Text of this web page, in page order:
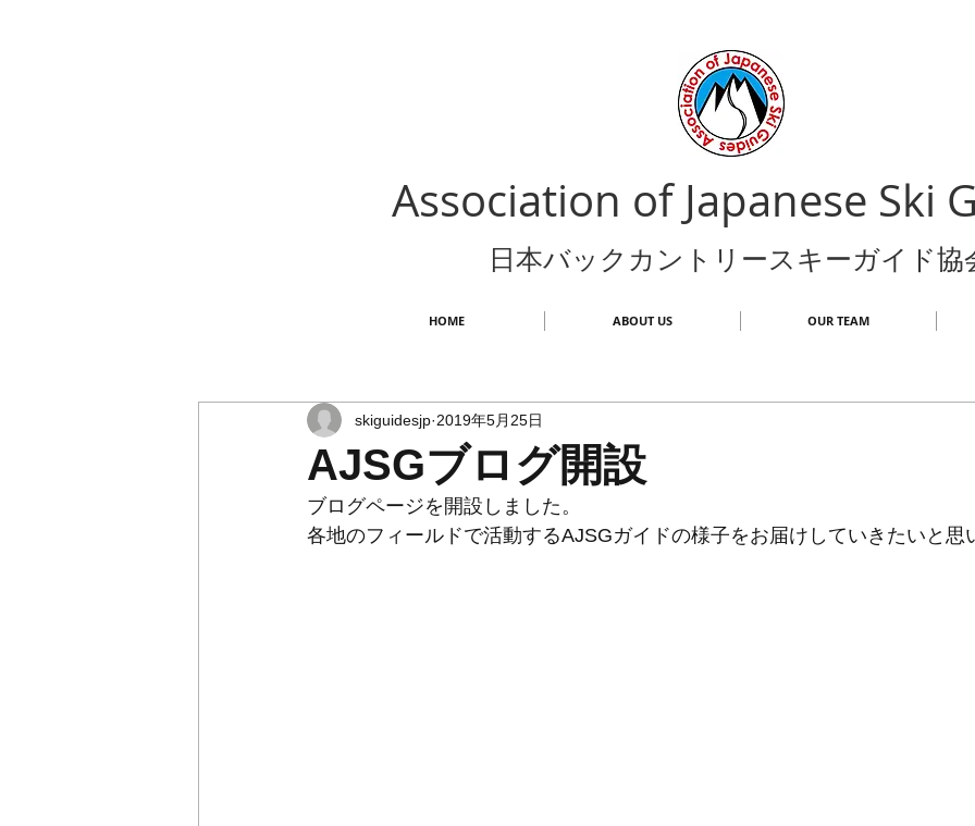
Association of Japanese Ski
日本バックカントリースキーガイド協
HOME ABOUT US OUR TEAM
AJSGブログ開設
skiguidesjp 2019年5月25日
ブログページを開設しました。
各地のフィールドで活動するAJSGガイドの様子をお届けしていきたいと思